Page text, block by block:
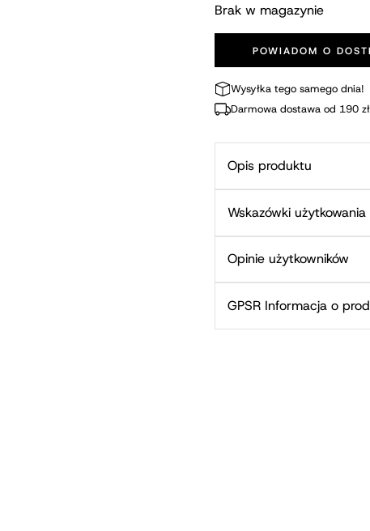
Brak w magazynie
POWIADOM O
Wysyłka tego samego dnia!
Darmowa dostawa od 190 zł
Opis produktu
Wskazówki użytkowania
Opinie użytkowników
GPSR Informacja o